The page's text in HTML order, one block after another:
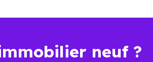
neuf ?